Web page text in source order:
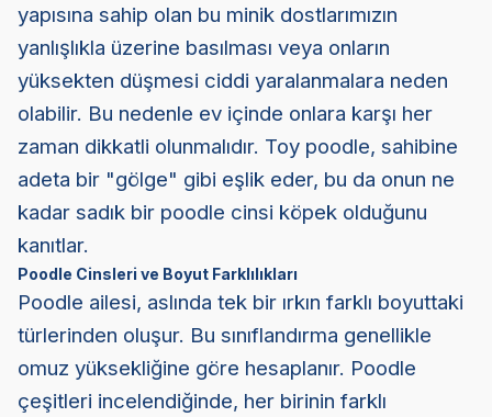
yapısına sahip olan bu minik dostlarımızın
yanlışlıkla üzerine basılması veya onların
yüksekten düşmesi ciddi yaralanmalara neden
olabilir. Bu nedenle ev içinde onlara karşı her
zaman dikkatli olunmalıdır. Toy poodle, sahibine
adeta bir "gölge" gibi eşlik eder, bu da onun ne
kadar sadık bir poodle cinsi köpek olduğunu
kanıtlar.
Poodle Cinsleri ve Boyut Farklılıkları
Poodle ailesi, aslında tek bir ırkın farklı boyuttaki
türlerinden oluşur. Bu sınıflandırma genellikle
omuz yüksekliğine göre hesaplanır. Poodle
çeşitleri incelendiğinde, her birinin farklı